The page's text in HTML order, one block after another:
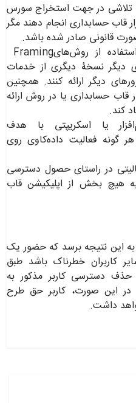
تلاشی در جهت استخراج سورس
قاب حسابداری انجام دهند مگر
قانونی صادر شده باشد.
از روش‌هایFraming
دیگر نسخۀ دیگری از خدمات
دیگر ارائه کنند. همچنین
قاب حسابداری یا در روش ارائه
کند.
یا اسکریپتی با هدف
گونه فعالیت داده‌کاوی روی
در راستای حصول دسترسی
به هیچ بخش از اپلیکیشن قاب
این نتیجه برسد که حضور یک
کاربران خطرناک باشد طبق
دسترسی کاربر مذکور به
در این صورت، کاربر حق طرح
داشت.